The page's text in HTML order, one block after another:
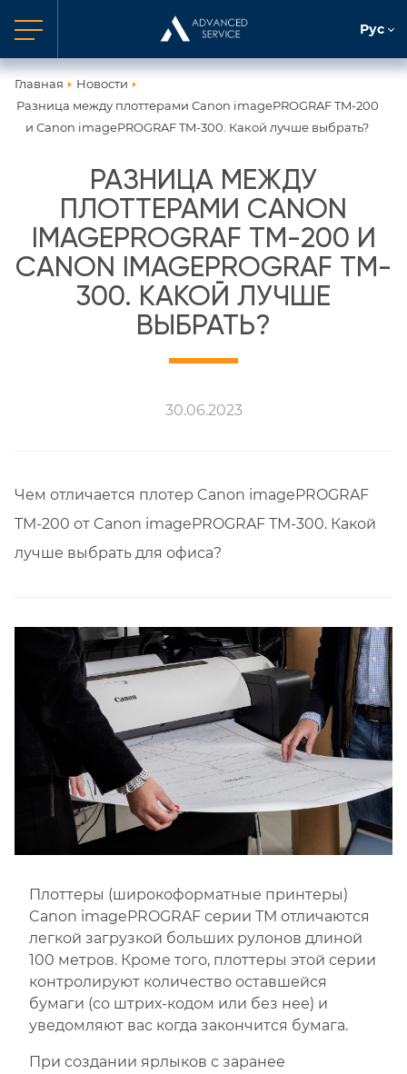
Рус
Главная
Новости
Разница между плоттерами Canon imagePROGRAF TM-200
и Canon imagePROGRAF TM-300. Какой лучше выбрать?
РАЗНИЦА МЕЖДУ
ПЛОТТЕРАМИ CANON
IMAGEPROGRAF TM-200 И
CANON IMAGEPROGRAF TM-
300. КАКОЙ ЛУЧШЕ
ВЫБРАТЬ?
30.06.2023
Чем отличается плотер Canon imagePROGRAF
TM-200 от Canon imagePROGRAF TM-300. Какой
лучше выбрать для офиса?
Плоттеры (широкоформатные принтеры)
Canon imagePROGRAF серии ТМ отличаются
легкой загрузкой больших рулонов длиной
100 метров. Кроме того, плоттеры этой серии
контролируют количество оставшейся
бумаги (со штрих-кодом или без нее) и
уведомляют вас когда закончится бумага.
При создании ярлыков с заранее